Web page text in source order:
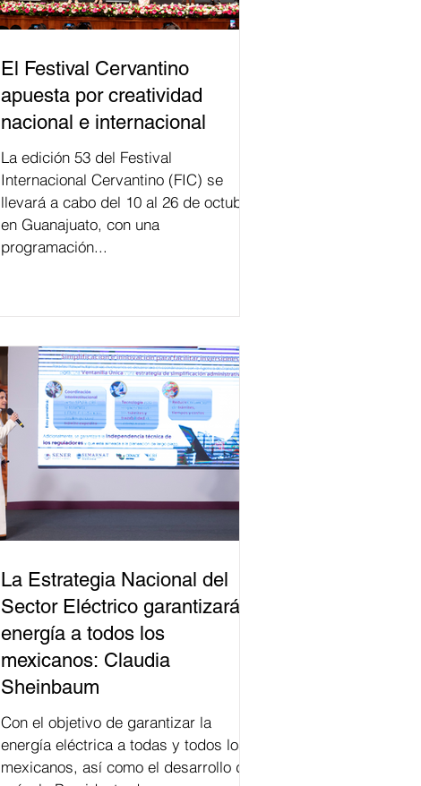
El Festival Cervantino
apuesta por creatividad
nacional e internacional
La edición 53 del Festival
Internacional Cervantino (FIC) se
llevará a cabo del 10 al 26 de octubre
en Guanajuato, con una
programación...
La Estrategia Nacional del
Sector Eléctrico garantizará
energía a todos los
mexicanos: Claudia
Sheinbaum
Con el objetivo de garantizar la
energía eléctrica a todas y todos los
mexicanos, así como el desarrollo del